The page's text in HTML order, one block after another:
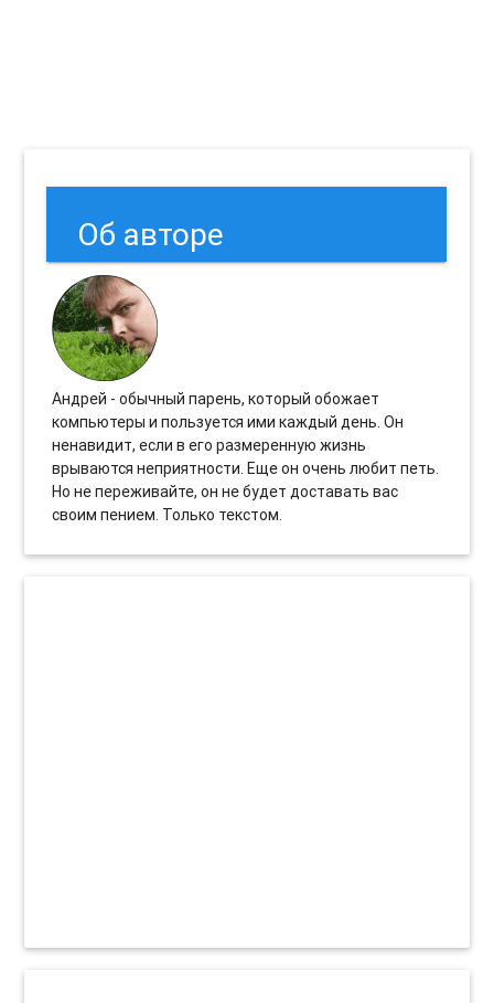
Об авторе
Андрей - обычный парень, который обожает
компьютеры и пользуется ими каждый день. Он
ненавидит, если в его размеренную жизнь
врываются неприятности. Еще он очень любит петь.
Но не переживайте, он не будет доставать вас
своим пением. Только текстом.